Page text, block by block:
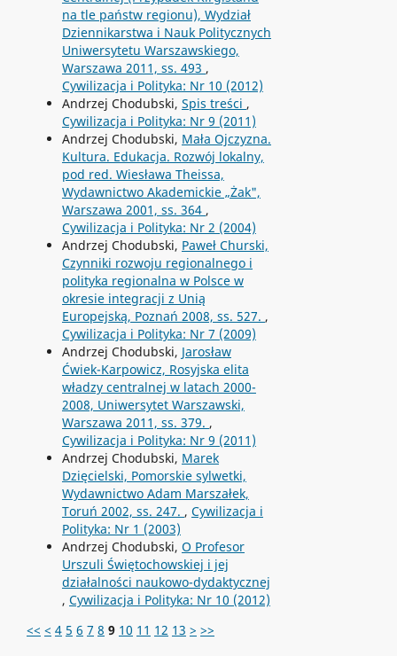
na tle państw regionu), Wydział
Dziennikarstwa i Nauk Politycznych
Uniwersytetu Warszawskiego,
Warszawa 2011, ss. 493 ,
Cywilizacja i Polityka: Nr 10 (2012)
Andrzej Chodubski, Spis treści ,
Cywilizacja i Polityka: Nr 9 (2011)
Andrzej Chodubski, Mała Ojczyzna.
Kultura. Edukacja. Rozwój lokalny,
pod red. Wiesława Theissa,
Wydawnictwo Akademickie „Żak",
Warszawa 2001, ss. 364 ,
Cywilizacja i Polityka: Nr 2 (2004)
Andrzej Chodubski, Paweł Churski,
Czynniki rozwoju regionalnego i
polityka regionalna w Polsce w
okresie integracji z Unią
Europejską, Poznań 2008, ss. 527. ,
Cywilizacja i Polityka: Nr 7 (2009)
Andrzej Chodubski, Jarosław
Ćwiek-Karpowicz, Rosyjska elita
władzy centralnej w latach 2000-
2008, Uniwersytet Warszawski,
Warszawa 2011, ss. 379. ,
Cywilizacja i Polityka: Nr 9 (2011)
Andrzej Chodubski, Marek
Dzięcielski, Pomorskie sylwetki,
Wydawnictwo Adam Marszałek,
Toruń 2002, ss. 247. , Cywilizacja i
Polityka: Nr 1 (2003)
Andrzej Chodubski, O Profesor
Urszuli Świętochowskiej i jej
działalności naukowo-dydaktycznej
, Cywilizacja i Polityka: Nr 10 (2012)
<< < 4 5 6 7 8 9 10 11 12 13 > >>